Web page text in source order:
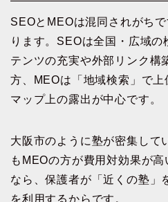
SEOとMEOは混同されがち
ります。SEOは全国・広域
テンツの充実や外部リンク構
方、MEOは「地域検索」で
マップ上の露出が中心です。
大阪市のように塾が密集して
もMEOの方が費用対効果が
なら、保護者が「近くの塾」
を利用するからです。